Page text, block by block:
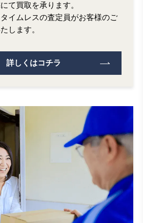
て買取を承ります。
イムレスの査定員がお客様のご
します。
詳しくはコチラ